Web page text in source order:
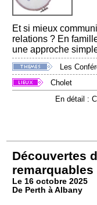
Et si mieux
relations ? En
une approche
Les
Cholet
En détail :
Découvertes
Le 16 octobre 2025
De Perth à Albany